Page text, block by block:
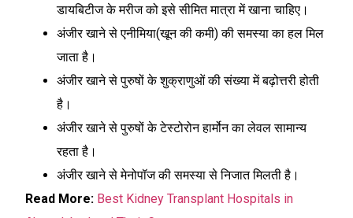
डायबिटीज के मरीज को इसे सीमित मात्रा में खाना चाहिए।
अंजीर खाने से एनीमिया(खून की कमी) की समस्या का हल मिल
जाता है।
अंजीर खाने से पुरुषों के शुक्राणुओं की संख्या में बढ़ोत्तरी होती
है।
अंजीर खाने से पुरुषों के टेस्टोरोन हार्मोन का लेवल सामान्य
रहता है।
अंजीर खाने से मेनोपॉज की समस्या से निजात मिलती है।
Read More: Best Kidney Transplant Hospitals in